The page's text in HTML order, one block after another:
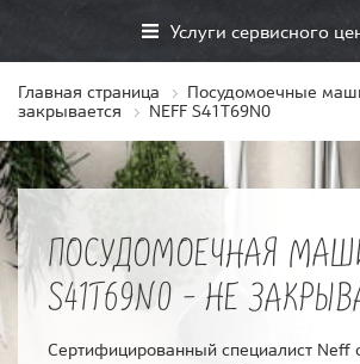
Услуги сервисного
Главная страница Посудомоечные
закрывается
NEFF S41T69N0
ПОСУДОМОЕЧНАЯ
S41T69N0 - НЕ
Сертифицированный специалист Neff